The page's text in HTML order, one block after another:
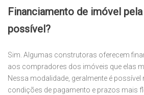
Financiamento de imóvel
possível?
Sim. Algumas construtoras oferecem
aos compradores dos imóveis que elas
Nessa modalidade, geralmente é
condições de pagamento e prazos mais